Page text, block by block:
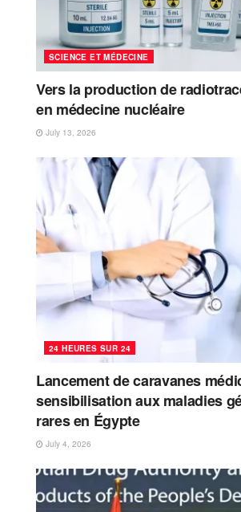
SCIENCE ET MÉDECINE
Vers la production de
en médecine nucléaire
July 13, 2026
24 HEURES SUR 24
Lancement de caravanes
sensibilisation aux maladies
rares en Égypte
July 4, 2026